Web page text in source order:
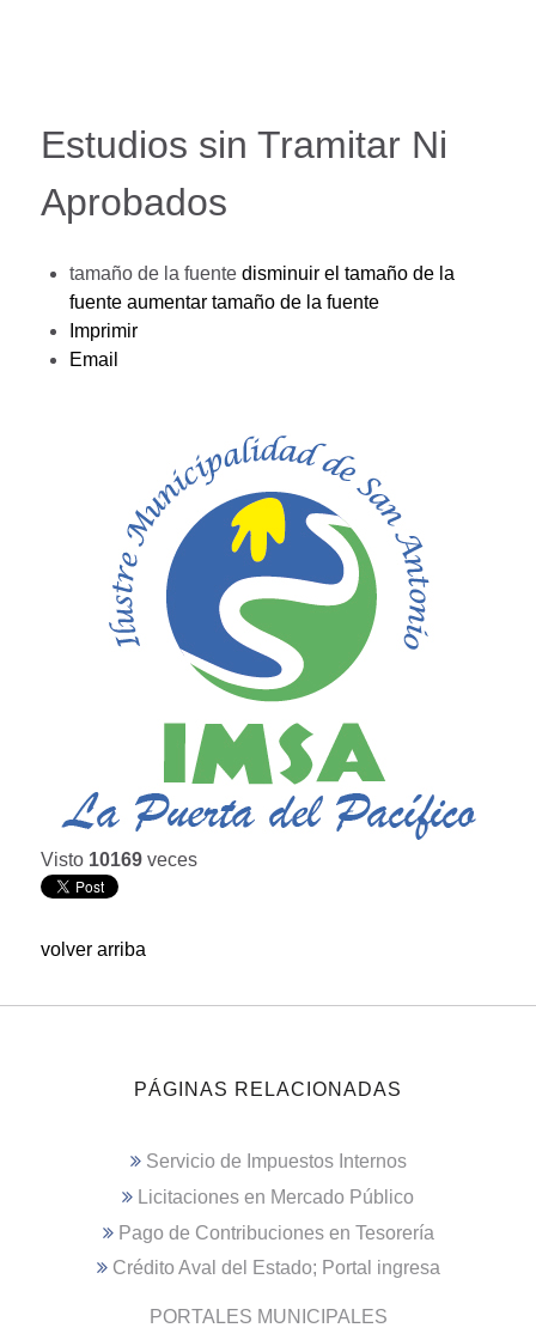
Estudios sin Tramitar Ni
Aprobados
tamaño de la fuente disminuir el tamaño de la
fuente aumentar tamaño de la fuente
Imprimir
Email
Visto 10169 veces
volver arriba
PÁGINAS RELACIONADAS
Servicio de Impuestos Internos
Licitaciones en Mercado Público
Pago de Contribuciones en Tesorería
Crédito Aval del Estado; Portal ingresa
PORTALES MUNICIPALES